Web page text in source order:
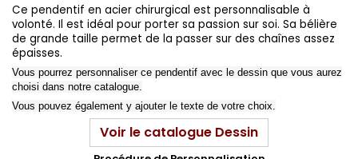
Ce pendentif en acier chirurgical est personnalisable à
volonté. Il est idéal pour porter sa passion sur soi. Sa bélière
de grande taille permet de la passer sur des chaînes assez
épaisses.
Vous pourrez personnaliser ce pendentif avec le dessin que vous aurez
choisi dans notre catalogue.
Vous pouvez également y ajouter le texte de votre choix.
Voir le catalogue Dessin